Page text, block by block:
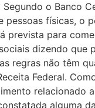
o Banco
pessoas físicas, o
prevista para
dizendo que
regras não têm
Federal.
relacionado
alguma